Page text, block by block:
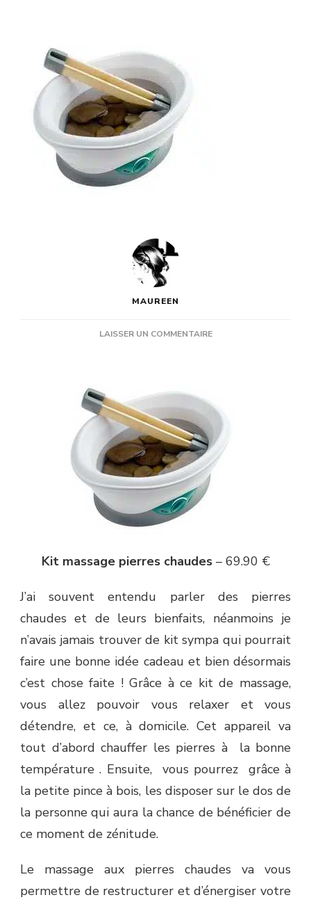
MAUREEN
LAISSER UN COMMENTAIRESUR
NOËL
VOICI
LE
KIT
Kit massage pierres chaudes– 69.90 €
J’ai souvent entendu parler des pierres
chaudes et de leurs bienfaits, néanmoins je
n’avais jamais trouver de kit sympa qui pourrait
faire une bonne idée cadeau et bien désormais
c’est chose faite ! Grâce à ce kit de massage,
vous allez pouvoir vous relaxer et vous
détendre, et ce, à domicile. Cet appareil va
tout d’abord chauffer les pierres à la bonne
température . Ensuite, vous pourrez grâce à
la petite pince à bois, les disposer sur le dos de
la personne qui aura la chance de bénéficier de
ce moment de zénitude.
Le massage aux pierres chaudes va vous
permettre de restructurer et d’énergiser votre